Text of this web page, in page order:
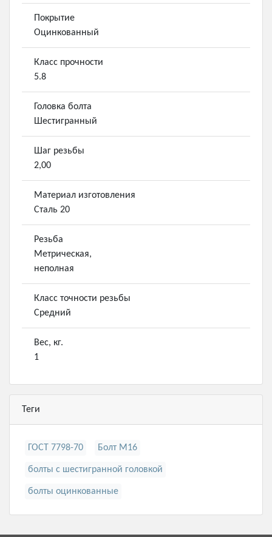
Покрытие
Оцинкованный
Класс прочности
5.8
Головка болта
Шестигранный
Шаг резьбы
2,00
Материал изготовления
Сталь 20
Резьба
Метрическая,
неполная
Класс точности резьбы
Средний
Вес, кг.
1
Теги
ГОСТ 7798-70 Болт М16
болты с шестигранной головкой
болты оцинкованные